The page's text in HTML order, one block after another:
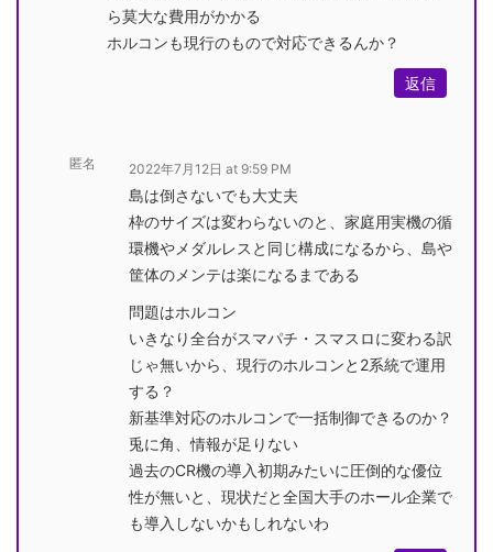
ら莫大な費用がかかる
ホルコンも現行のもので対応できるんか？
返信
匿名 2022年7月12日 at 9:59 PM
島は倒さないでも大丈夫
枠のサイズは変わらないのと、家庭用実機の循
環機やメダルレスと同じ構成になるから、島や
筐体のメンテは楽になるまである
問題はホルコン
いきなり全台がスマパチ・スマスロに変わる訳
じゃ無いから、現行のホルコンと2系統で運用
する？
新基準対応のホルコンで一括制御できるのか？
兎に角、情報が足りない
過去のCR機の導入初期みたいに圧倒的な優位
性が無いと、現状だと全国大手のホール企業で
も導入しないかもしれないわ